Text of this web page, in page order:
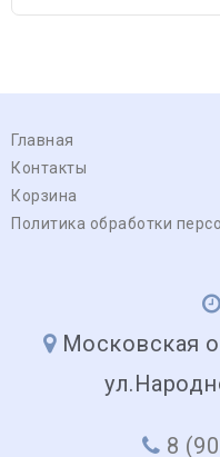
Главная
Контакты
Корзина
Политика обработки
Московская
8